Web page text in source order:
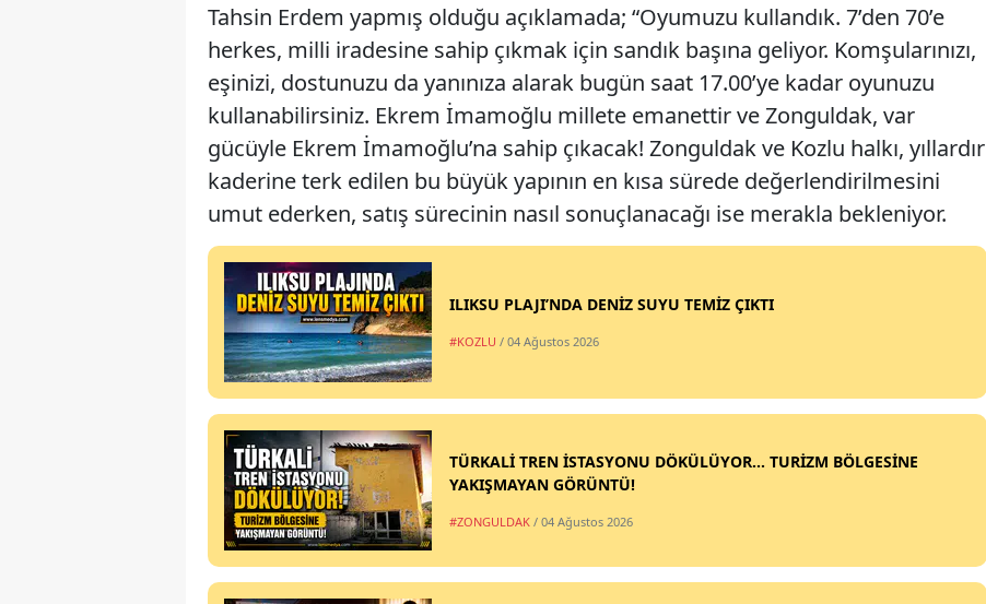
Tahsin Erdem yapmış olduğu açıklamada; “Oyumuzu kullandık. 7’den 70’e
herkes, milli iradesine sahip çıkmak için sandık başına geliyor. Komşularınızı,
eşinizi, dostunuzu da yanınıza alarak bugün saat 17.00’ye kadar oyunuzu
kullanabilirsiniz. Ekrem İmamoğlu millete emanettir ve Zonguldak, var
gücüyle Ekrem İmamoğlu’na sahip çıkacak! Zonguldak ve Kozlu halkı, yıllardır
kaderine terk edilen bu büyük yapının en kısa sürede değerlendirilmesini
umut ederken, satış sürecinin nasıl sonuçlanacağı ise merakla bekleniyor.
ILIKSU PLAJI’NDA DENİZ SUYU TEMİZ ÇIKTI
#KOZLU / 04 Ağustos 2026
TÜRKALİ TREN İSTASYONU DÖKÜLÜYOR... TURİZM BÖLGESİNE
YAKIŞMAYAN GÖRÜNTÜ!
#ZONGULDAK / 04 Ağustos 2026